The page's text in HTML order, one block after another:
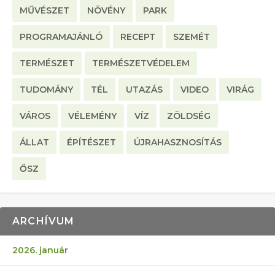
MŰVÉSZET NÖVÉNY PARK
PROGRAMAJÁNLÓ RECEPT SZEMÉT
TERMÉSZET TERMÉSZETVÉDELEM
TUDOMÁNY TÉL UTAZÁS VIDEO VIRÁG
VÁROS VÉLEMÉNY VÍZ ZÖLDSÉG
ÁLLAT ÉPÍTÉSZET ÚJRAHASZNOSÍTÁS
ŐSZ
ARCHÍVUM
2026. január